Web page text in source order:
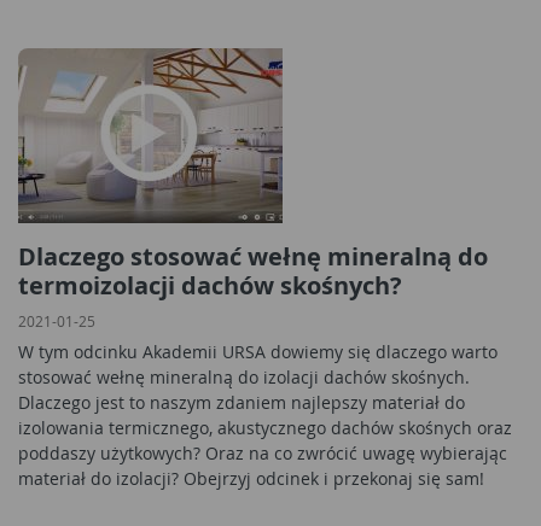
Dlaczego stosować wełnę mineralną do
termoizolacji dachów skośnych?
2021-01-25
W tym odcinku Akademii URSA dowiemy się dlaczego warto
stosować wełnę mineralną do izolacji dachów skośnych.
Dlaczego jest to naszym zdaniem najlepszy materiał do
izolowania termicznego, akustycznego dachów skośnych oraz
poddaszy użytkowych? Oraz na co zwrócić uwagę wybierając
materiał do izolacji? Obejrzyj odcinek i przekonaj się sam!